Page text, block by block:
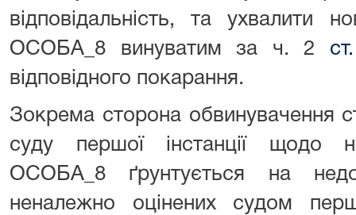
відповідальність, та ухвалити
ОСОБА_8 винуватим за ч. 2
відповідного покарання.
Зокрема сторона обвинувачення
суду першої інстанції щодо
ОСОБА_8 ґрунтується на
неналежно оцінених судом